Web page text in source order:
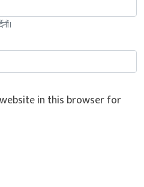
in this browser for